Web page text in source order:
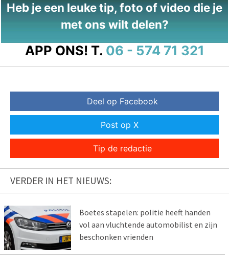
Heb je een leuke tip, foto of video die je
met ons wilt delen?
APP ONS! T. 06 - 574 71 321
Deel op Facebook
Post op X
Tip de redactie
VERDER IN HET NIEUWS:
Boetes stapelen: politie heeft handen
vol aan vluchtende automobilist en zijn
beschonken vrienden